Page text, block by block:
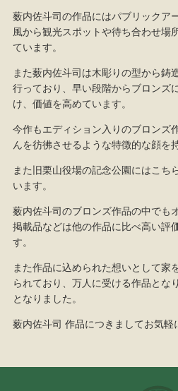
薮内佐斗司の作品にはパブリックア
風から観光スポットや待ち合わせ場
ています。
また薮内佐斗司は木彫りの型から鋳
行っており、早い段階からブロンズ
け、価値を高めています。
今作もエディション入りのブロンズ
んを彷彿させるような特徴的な顔を
また旧栗山役場の記念公園にはこち
います。
薮内佐斗司のブロンズ作品の中でも
掲載品などは他の作品に比べ高い評
す。
また作品に込められた想いとして家
られており、万人に受ける作品とな
となりました。
薮内佐斗司 作品につきましてお気軽